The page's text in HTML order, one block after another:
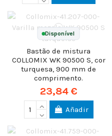
Disponível
Bastão de mistura
COLLOMIX WK 90500 S, cor
turquesa, 900 mm de
comprimento.
23,84 €
Añadir